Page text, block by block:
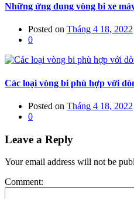
Những ứng dụng vòng bi xe
Posted on Tháng 4 18, 2022
0
Các loại vòng bi phù hợp với
Posted on Tháng 4 18, 2022
0
Leave a Reply
Your email address will not be
Comment: